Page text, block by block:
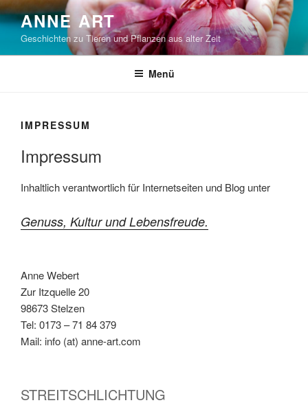
Zum
Inhalt
springen
ANNE ART
Geschichten zu Tieren und Pflanzen aus alter Zeit
Menü
IMPRESSUM
Impressum
Inhaltlich verantwortlich für Internetseiten und Blog unter
Genuss, Kultur und Lebensfreude.
Anne Webert
Zur Itzquelle 20
98673 Stelzen
Tel: 0173 – 71 84 379
Mail: info (at) anne-art.com
STREITSCHLICHTUNG